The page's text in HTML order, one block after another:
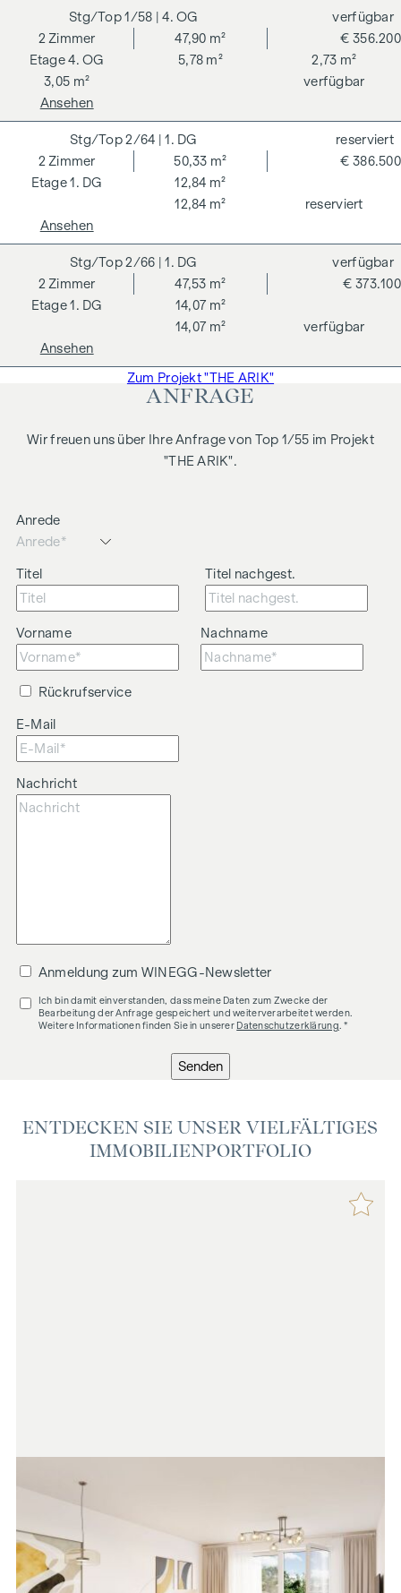
Kaufpreises zzgl. 20 % USt. Gültig bis 31.07.2026.
Wir weisen darauf hin, dass zwischen dem Vermittler und
dem zu vermittelnden Dritten ein familiäres oder
wirtschaftliches Naheverhältnis besteht.
1/58 | 4. OG
4. OG
2 Zimmer
47,90 m²
5,78 m²
2,73 m²
3,05 m²
€ 356.200
verfügbar
verfügbar
Ansehen
2/64 | 1. DG
1. DG
2 Zimmer
50,33 m²
12,84 m²
12,84 m²
€ 386.500
reserviert
reserviert
Ansehen
2/66 | 1. DG
1. DG
2 Zimmer
47,53 m²
14,07 m²
14,07 m²
€ 373.100
verfügbar
verfügbar
Ansehen
Zum Projekt "THE ARIK"
ANFRAGE
Wir freuen uns über Ihre Anfrage von Top 1/55 im Projekt
"THE ARIK".
Anrede
Titel Titel nachgest.
Vorname Nachname
Rückrufservice
E-Mail
Nachricht
Anmeldung zum WINEGG-Newsletter
Ich bin damit einverstanden, dass meine Daten zum Zwecke der
Bearbeitung der Anfrage gespeichert und weiterverarbeitet werden.
Weitere Informationen finden Sie in unserer Datenschutzerklärung . *
Senden
ENTDECKEN SIE UNSER VIELFÄLTIGES
IMMOBILIENPORTFOLIO